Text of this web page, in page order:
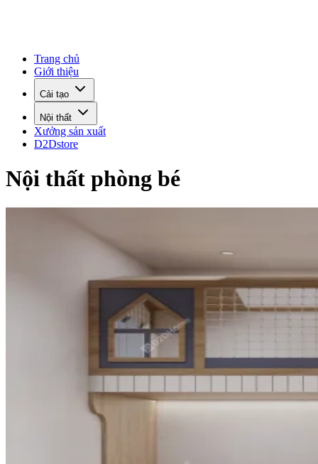
Trang chủ
Giới thiệu
Cải tạo
Nội thất
Xưởng sản xuất
D2Dstore
Nội thất phòng bé